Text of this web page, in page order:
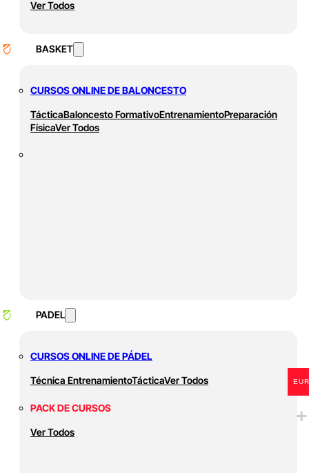
Ver Todos
BASKET
CURSOS ONLINE DE BALONCESTO
TácticaBaloncesto FormativoEntrenamientoPreparación
FísicaVer Todos
PADEL
CURSOS ONLINE DE PÁDEL
Técnica EntrenamientoTácticaVer Todos
PACK DE CURSOS
Ver Todos
EUR